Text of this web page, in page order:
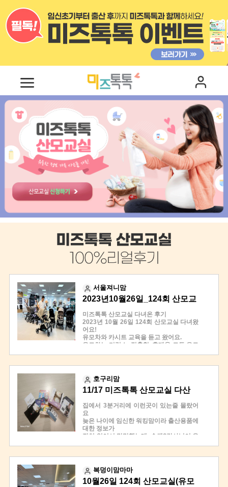
서울져니맘
2023년10월26일_124회 산모교
실(유모차, 카시트) 방문 후기
미즈톡톡 산모교실 다녀온 후기
2023년 10월 26일 124회 산모교실 다녀왔
어요!
유모차와 카시트 교육을 듣고 왔어요.
유모차는 디럭스, 절충형, 휴대용 모든 유모
저는 실버크로스 듄을 구매할까 망설이던
중이었는데, 실제로 실버크로스 듄도 접어
보고 펼쳐보고 들어보기도 하는 경험을 할
직접 접어보는 것이 어려울 땐 강사님께서
자세히 1:1로 알려주시기 까지 했어요!!
카시트는 직접 설치가 매우 어려워 매장에
서 구입하고 매장에서 직접 설치 하도록 서
비스를 받는 경우가 많다 들었는데, 미즈 톡
톡에서 이소픽스를 이용하여 설치하는 방법
내 해주셨습니다.
앉아서 PPT 로 설명만 듣는 타 산모 교실과
는 확연히 다른 경험이었습니다.
호구리맘
11/17 미즈톡톡 산모교실 다산
베네피아점 다녀왔어요
집에서 3분거리에 이런곳이 있는줄 몰랐어
요
늦은 나이에 임신한 워킹맘이라 출산용품에
대한 정보가
전혀 없어서 막막했는데, 송쌤?강사님이 유
기대비 필요vs불필요한
용품도 솔직하게 설명해주셔서 더 믿음이
갔어요
미즈톡톡 어플에 출산용품 항목 누르면
복덩이맘마마
10월26일 124회 산모교실(유모